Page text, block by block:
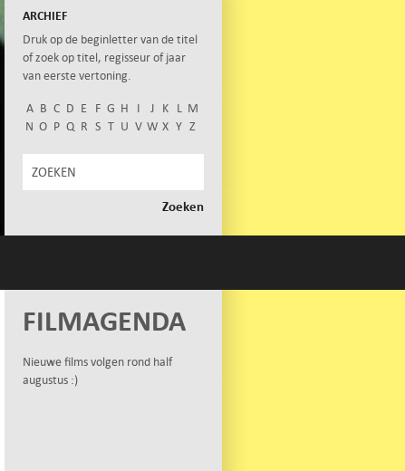
ARCHIEF
Druk op de beginletter van de titel
of zoek op titel, regisseur of jaar
van eerste vertoning.
A B C D E F G H I J K L M
N O P Q R S T U V W X Y Z
FILMAGENDA
Nieuwe films volgen rond half
augustus :)